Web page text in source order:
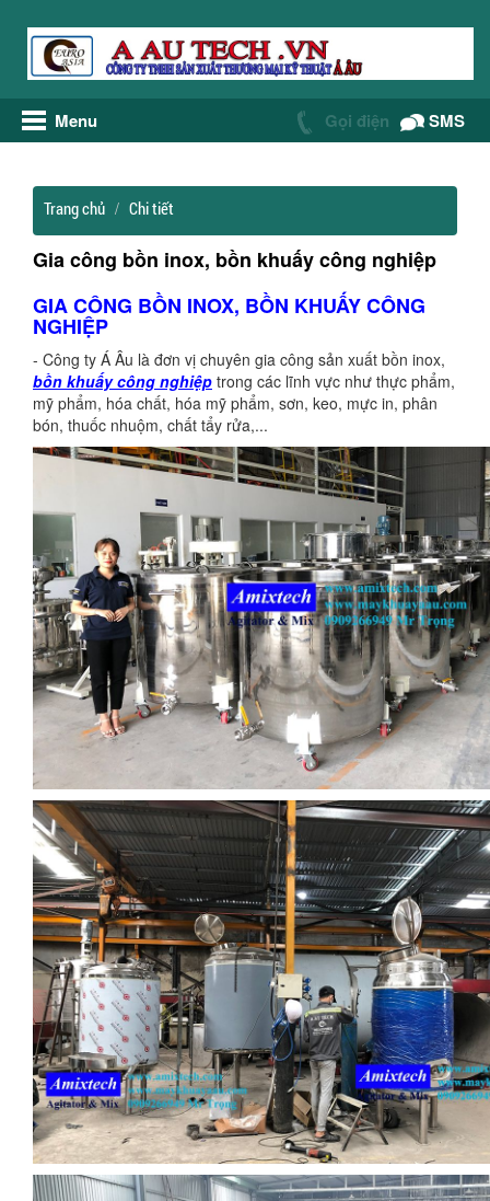
Menu Gọi điện SMS
Trang chủ Chi tiết
Gia công bồn inox, bồn khuấy công nghiệp
GIA CÔNG BỒN INOX, BỒN KHUẤY CÔNG
NGHIỆP
- Công ty Á Âu là đơn vị chuyên gia công sản xuất bồn inox,
bồn khuấy công nghiệp trong các lĩnh vực như thực phẩm,
mỹ phẩm, hóa chất, hóa mỹ phẩm, sơn, keo, mực in, phân
bón, thuốc nhuộm, chất tẩy rửa,...